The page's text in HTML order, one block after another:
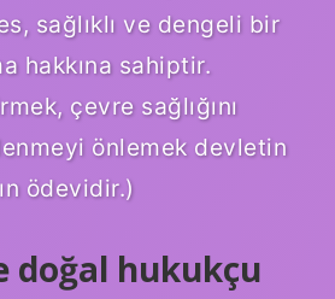
sağlıklı ve dengeli bir
hakkına sahiptir.
çevre sağlığını
önlemek devletin
ödevidir.)
doğal hukukçu